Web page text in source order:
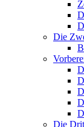
Die
Die